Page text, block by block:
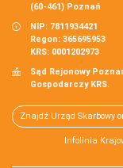
(60-461) Poznań
NIP: 7811934421
Regon: 365695953
KRS: 0001202973
Sąd Rejonowy
Gospodarczy KRS.
Znajdź Urząd Skarbowy
Infolinia